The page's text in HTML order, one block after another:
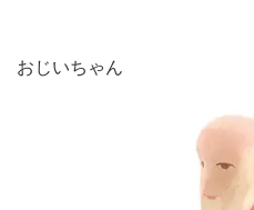
おじいちゃん